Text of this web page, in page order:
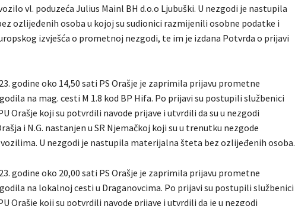
vl. poduzeća Julius Mainl BH d.o.o Ljubuški. U nezgodi je nastupila
ozlijeđenih osoba u kojoj su sudionici razmijenili osobne podatke i
izvješća o prometnoj nezgodi, te im je izdana Potvrda o prijavi
godine oko 14,50 sati PS Orašje je zaprimila prijavu prometne
na mag. cesti M 1.8 kod BP Hifa. Po prijavi su postupili službenici
Orašje koji su potvrdili navode prijave i utvrdili da su u nezgodi
i N.G. nastanjen u SR Njemačkoj koji su u trenutku nezgode
U nezgodi je nastupila materijalna šteta bez ozlijeđenih osoba.
godine oko 20,00 sati PS Orašje je zaprimila prijavu prometne
na lokalnoj cesti u Draganovcima. Po prijavi su postupili službenici
Orašje koji su potvrdili navode prijave i utvrdili da je u nezgodi